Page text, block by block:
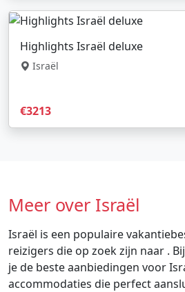
Highlights Israël deluxe
Israël
€3213
Meer over Israël
Israël is een populaire
reizigers die op zoek zijn naar .
je de beste aanbiedingen voor
accommodaties die perfect